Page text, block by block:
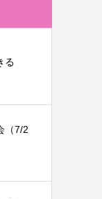
る
（7/2